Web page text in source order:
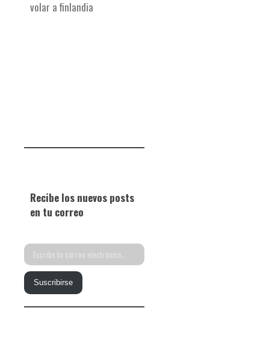
Recibe los nuevos posts
en tu correo
Escribe
tu
correo
electrónico…
Suscribirse